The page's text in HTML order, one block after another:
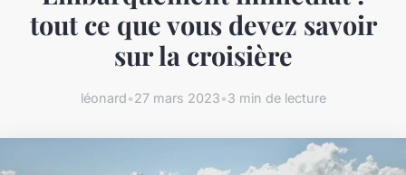
tout ce que vous devez savoir
sur la croisière
léonard•27 mars 2023•3 min de lecture